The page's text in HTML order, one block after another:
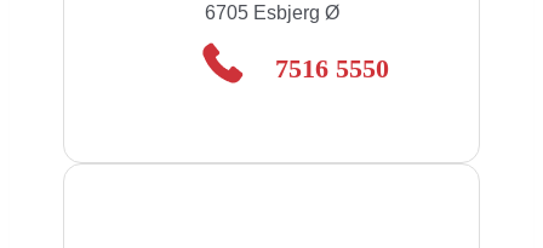
6705 Esbjerg Ø
7516 5550